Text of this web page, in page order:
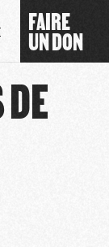
FAIRE
UN DON